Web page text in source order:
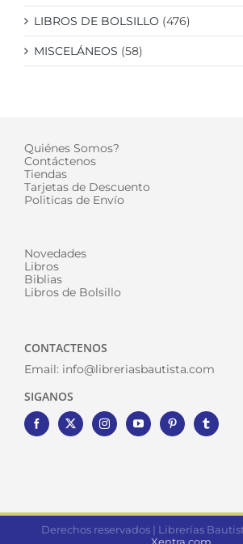
LIBROS DE BOLSILLO (476)
MISCELÁNEOS (58)
Quiénes Somos?
Contáctenos
Tiendas
Tarjetas de Descuento
Politicas de Envío
Novedades
Libros
Biblias
Libros de Bolsillo
CONTACTENOS
Email: info@libreriasbautista.com
SIGANOS
Derechos reservados | Librerías